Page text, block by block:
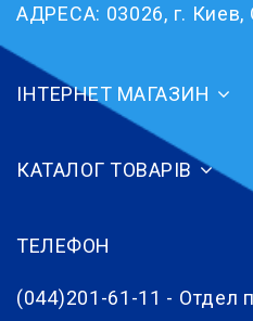
АДРЕСА: 03026, г. Киев,
ІНТЕРНЕТ МАГАЗИН
КАТАЛОГ ТОВАРІВ
ТЕЛЕФОН
(044)201-61-11 - Отдел